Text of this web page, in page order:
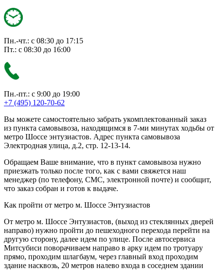
Пн.-чт.: с 08:30 до 17:15
Пт.: с 08:30 до 16:00
Пн.-пт.: с 9:00 до 19:00
+7 (495) 120-70-62
Вы можете самостоятельно забрать укомплектованный заказ
из пункта самовывоза, находящимся в 7-ми минутах ходьбы от
метро Шоссе энтузиастов. Адрес пункта самовывоза
Электродная улица, д.2, стр. 12-13-14.
Обращаем Ваше внимание, что в пункт самовывоза нужно
приезжать только после того, как с вами свяжется наш
менеджер (по телефону, СМС, электронной почте) и сообщит,
что заказ собран и готов к выдаче.
Как пройти от метро м. Шоссе Энтузиастов
От метро м. Шоссе Энтузиастов, (выход из стеклянных дверей
направо) нужно пройти до пешеходного перехода перейти на
другую сторону, далее идем по улице. После автосервиса
Митсубиси поворачиваем направо в арку идем по тротуару
прямо, проходим шлагбаум, через главный вход проходим
здание насквозь, 20 метров налево входа в соседнем здании